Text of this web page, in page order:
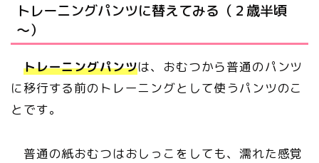
トレーニングパンツに替えてみる（２歳半頃
～）
トレーニングパンツは、おむつから普通のパンツ
に移行する前のトレーニングとして使うパンツのこ
とです。
普通の紙おむつはおしっこをしても、濡れた感覚